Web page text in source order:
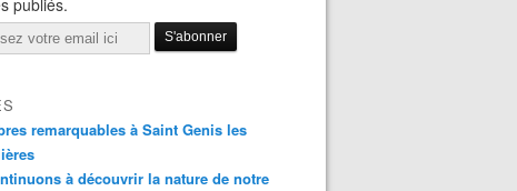
publiés.
remarquables à Saint Genis les
à découvrir la nature de notre